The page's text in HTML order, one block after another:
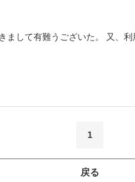
まして有難うございた。 又、利
1
戻る